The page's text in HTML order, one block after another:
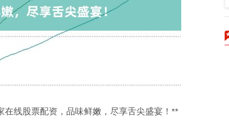
线股票配资，品味鲜嫩，尽享舌尖盛宴！**